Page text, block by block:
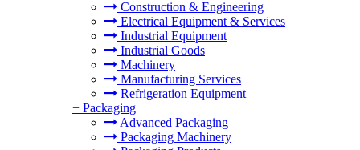
Construction & Engineering
Electrical Equipment & Services
Industrial Equipment
Industrial Goods
Machinery
Manufacturing Services
Refrigeration Equipment
+ Packaging
Advanced Packaging
Packaging Machinery